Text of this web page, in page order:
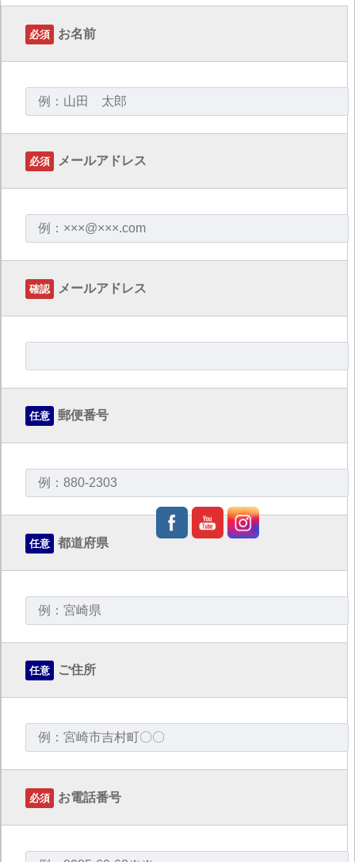
必須 お名前
必須 メールアドレス
確認 メールアドレス
任意 郵便番号
任意 都道府県
任意 ご住所
必須 お電話番号